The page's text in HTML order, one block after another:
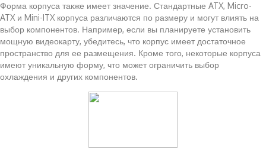
Форма корпуса также имеет значение. Стандартные ATX, Micro-
ATX и Mini-ITX корпуса различаются по размеру и могут влиять на
выбор компонентов. Например, если вы планируете установить
мощную видеокарту, убедитесь, что корпус имеет достаточное
пространство для ее размещения. Кроме того, некоторые корпуса
имеют уникальную форму, что может ограничить выбор
охлаждения и других компонентов.